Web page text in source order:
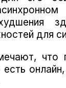
для
что